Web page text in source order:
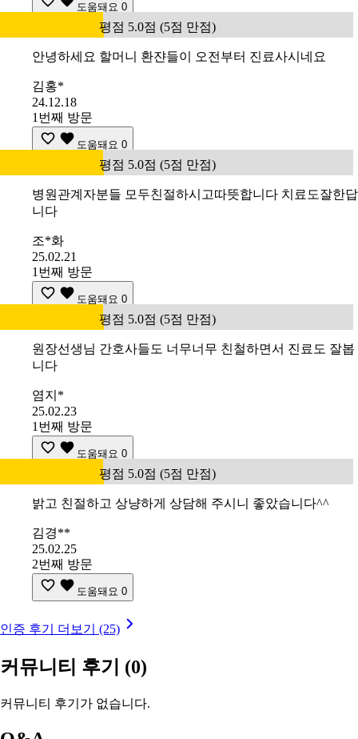
도움돼요 0
평점 5.0점 (5점 만점)
안녕하세요 할머니 환쟌들이 오전부터 진료사시네요
김홍*
24.12.18
1번째 방문
도움돼요 0
평점 5.0점 (5점 만점)
병원관계자분들 모두친절하시고따뜻합니다 치료도잘한답
니다
조*화
25.02.21
1번째 방문
도움돼요 0
평점 5.0점 (5점 만점)
원장선생님 간호사들도 너무너무 친철하면서 진료도 잘봅
니다
염지*
25.02.23
1번째 방문
도움돼요 0
평점 5.0점 (5점 만점)
밝고 친절하고 상냥하게 상담해 주시니 좋았습니다^^
김경**
25.02.25
2번째 방문
도움돼요 0
인증 후기 더보기 (25)
커뮤니티 후기 (0)
커뮤니티 후기가 없습니다.